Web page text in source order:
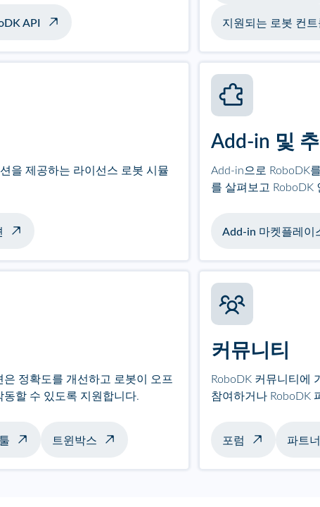
API 지원되는 로봇 컨트
을 제공하는 라이선스 로봇 시뮬
Add-in 및
Add-in으로 RoboDK
를 살펴보고 RoboDK
Add-in 마켓플레이
정확도를 개선하고 로봇이 오프
할 수 있도록 지원합니다.
트윈박스
커뮤니티
RoboDK 커뮤니티에
참여하거나 RoboDK
포럼 파트너